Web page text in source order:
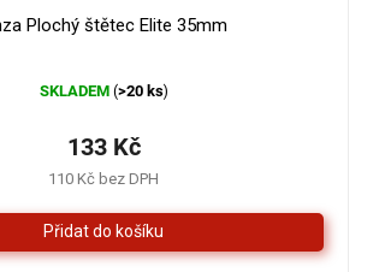
Plochý štětec Elite 35mm
hodnocení
je
5,0
z
5
hvězdiček.
SKLADEM (>20 ks)
110 Kč bez DPH
133 Kč